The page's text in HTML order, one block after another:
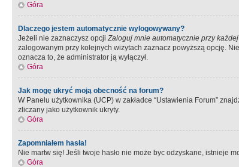
Góra
Dlaczego jestem automatycznie wylogowywany?
Jeżeli nie zaznaczysz opcjiZaloguj mnie automatycznie przy
zalogowanym przy kolejnych wizytach zaznacz powyższą opcję.
oznacza to, że administrator ją wyłączył.
Góra
Jak mogę ukryć moją obecność na forum?
W Panelu użytkownika (UCP) w zakładce “Ustawienia Forum”
zliczany jako użytkownik ukryty.
Góra
Zapomniałem hasła!
Nie martw się! Jeśli twoje hasło nie może byc odzyskane, istnieje
Góra